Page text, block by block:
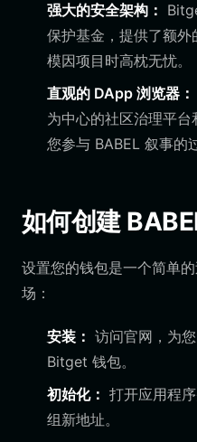
强大的安全架构：
保护基金，提供了额
模因项目时高枕无忧。
直观的 DApp 浏览器：
为中心的社区治理平
您参与 BABEL 叙事的
如何创建
设置您的钱包是一个简单
场：
安装： 访问官网，为
Bitget 钱包。
初始化： 打开应用程
组新地址。